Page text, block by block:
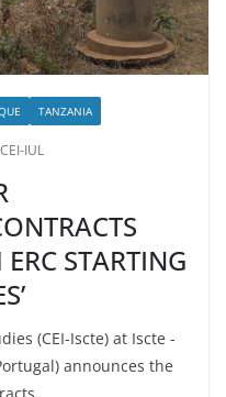
TANZANIA
IUL
STARTING
(CEI-Iscte) at Iscte -
announces the